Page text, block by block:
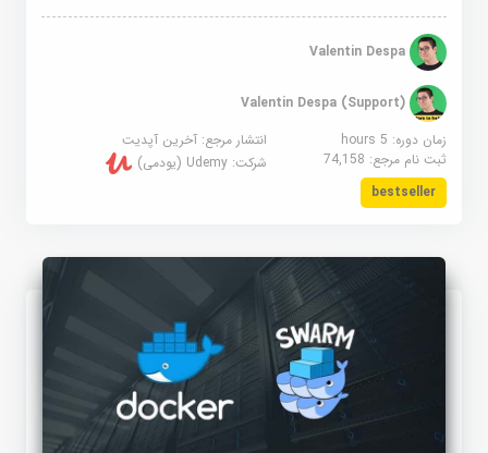
Valentin Despa
Valentin Despa (Support)
زمان دوره: 5 hours
انتشار مرجع:آخرین آپدیت
ثبت نام مرجع:74,158 شرکت:Udemy (یودمی)
bestseller